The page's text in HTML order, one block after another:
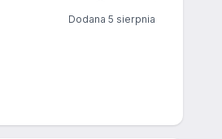
Dodana 5 sierpnia